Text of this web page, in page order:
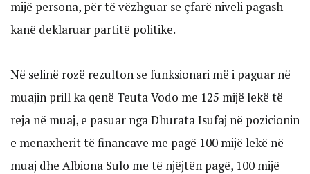
mijë persona, për të vëzhguar se çfarë niveli pagash
kanë deklaruar partitë politike.
Në selinë rozë rezulton se funksionari më i paguar në
muajin prill ka qenë Teuta Vodo me 125 mijë lekë të
reja në muaj, e pasuar nga Dhurata Isufaj në pozicionin
e menaxherit të financave me pagë 100 mijë lekë në
muaj dhe Albiona Sulo me të njëjtën pagë, 100 mijë